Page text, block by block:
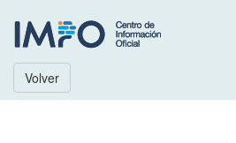
Volver